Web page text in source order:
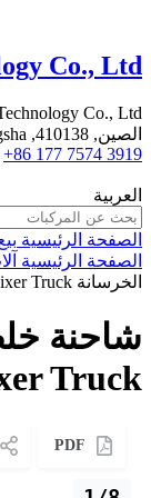
Co., Ltd.
Co., Ltd.
الصين, 410138, Changsha, Depu, Wuhe Enterprise Zone, Xingsha
+86 177 7574 3919
العربية
الصفحة الرئيسية
الصفحة الرئيسية
الخرسانة Sany 10 m3 Concrete Mixer Truck
Truck
PDF